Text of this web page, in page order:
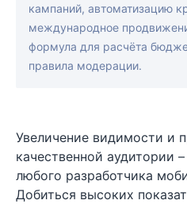
кампаний, автоматизацию
международное
формула для расчёта
правила модерации.
Увеличение видимости и
качественной аудитории
любого разработчика
Добиться высоких